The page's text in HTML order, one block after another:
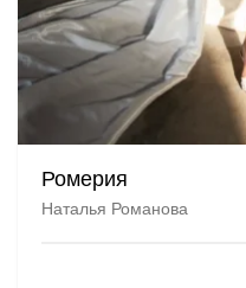
Ромерия
Наталья Романова